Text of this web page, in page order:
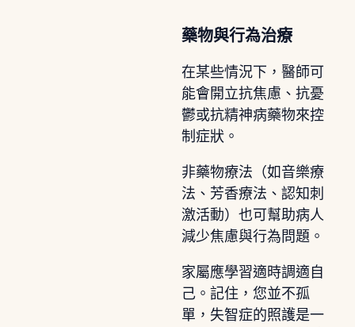
藥物與行為治療
在某些情況下，醫師可
能會開立抗焦慮、抗憂
鬱或抗精神病藥物來控
制症狀。
非藥物療法（如音樂療
法、芳香療法、認知刺
激活動）也可幫助病人
減少焦慮與行為問題。
家屬應學習適時調適自
己。記住，您並不孤
單，失智症的照護是一